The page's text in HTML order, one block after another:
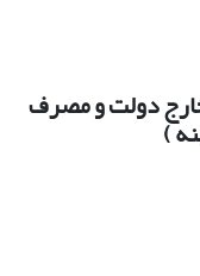
دولت و مصرف
)